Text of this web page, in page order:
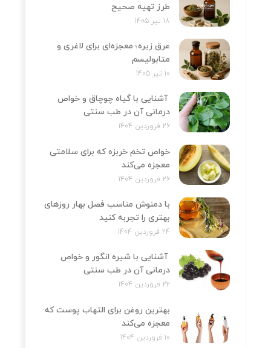
طرز تهیه صحیح
18 تیر 1405
عرق زیره؛ معجزه‌ای برای لاغری و
متابولیسم
10 تیر 1405
آشنایی با گیاه چوچاق و خواص
درمانی آن در طب سنتی
26 فروردین 1404
خواص تخم خربزه که برای سلامتی
معجزه می‌کند
26 فروردین 1404
با دمنوش مناسب فصل بهار روزهای
بهتری را تجربه کنید
24 فروردین 1404
آشنایی با شیره انگور و خواص
درمانی آن در طب سنتی
22 فروردین 1404
بهترین روغن برای التهاب پوست که
معجزه می‌کند
10 فروردین 1404